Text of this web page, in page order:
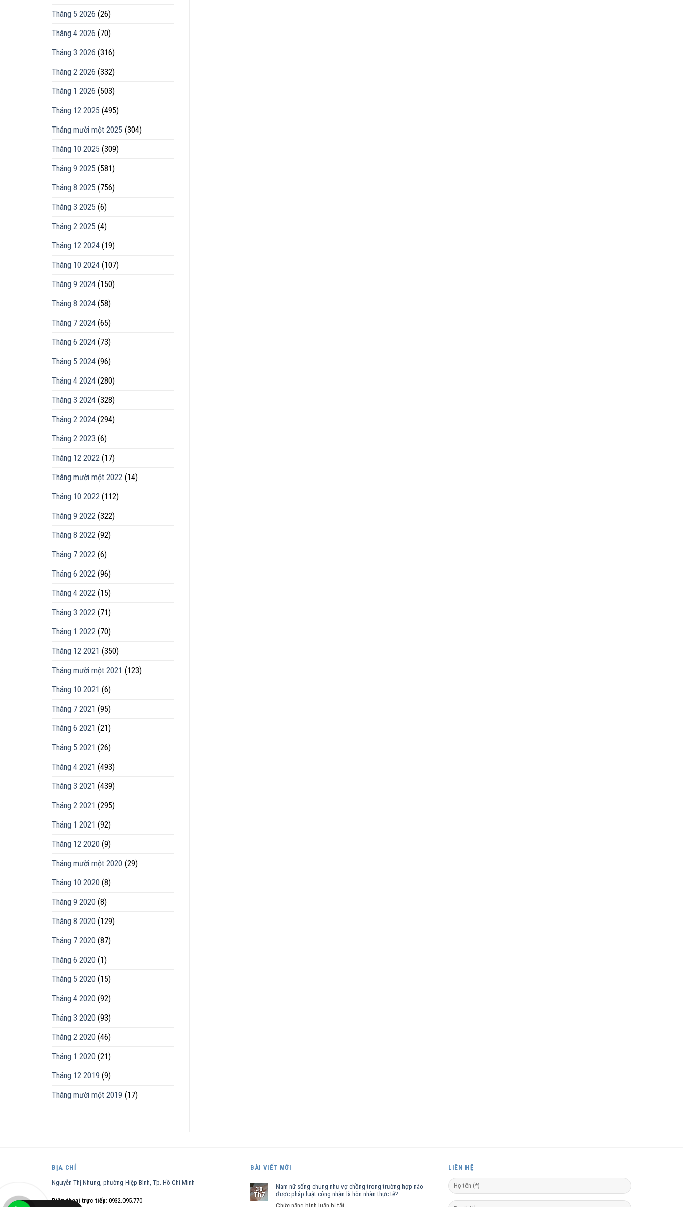
Tháng 5 2026 (26)
Tháng 4 2026 (70)
Tháng 3 2026 (316)
Tháng 2 2026 (332)
Tháng 1 2026 (503)
Tháng 12 2025 (495)
Tháng mười một 2025 (304)
Tháng 10 2025 (309)
Tháng 9 2025 (581)
Tháng 8 2025 (756)
Tháng 3 2025 (6)
Tháng 2 2025 (4)
Tháng 12 2024 (19)
Tháng 10 2024 (107)
Tháng 9 2024 (150)
Tháng 8 2024 (58)
Tháng 7 2024 (65)
Tháng 6 2024 (73)
Tháng 5 2024 (96)
Tháng 4 2024 (280)
Tháng 3 2024 (328)
Tháng 2 2024 (294)
Tháng 2 2023 (6)
Tháng 12 2022 (17)
Tháng mười một 2022 (14)
Tháng 10 2022 (112)
Tháng 9 2022 (322)
Tháng 8 2022 (92)
Tháng 7 2022 (6)
Tháng 6 2022 (96)
Tháng 4 2022 (15)
Tháng 3 2022 (71)
Tháng 1 2022 (70)
Tháng 12 2021 (350)
Tháng mười một 2021 (123)
Tháng 10 2021 (6)
Tháng 7 2021 (95)
Tháng 6 2021 (21)
Tháng 5 2021 (26)
Tháng 4 2021 (493)
Tháng 3 2021 (439)
Tháng 2 2021 (295)
Tháng 1 2021 (92)
Tháng 12 2020 (9)
Tháng mười một 2020 (29)
Tháng 10 2020 (8)
Tháng 9 2020 (8)
Tháng 8 2020 (129)
Tháng 7 2020 (87)
Tháng 6 2020 (1)
Tháng 5 2020 (15)
Tháng 4 2020 (92)
Tháng 3 2020 (93)
Tháng 2 2020 (46)
Tháng 1 2020 (21)
Tháng 12 2019 (9)
Tháng mười một 2019 (17)
ĐỊA CHỈ
Nguyễn Thị Nhung, phường Hiệp Bình, Tp. Hồ Chí Minh
Điện thoại trực tiếp: 0932.095.770
BÀI VIẾT MỚI
30
Th7
Nam nữ sống chung như vợ chồng trong trường hợp nào
được pháp luật công nhận là hôn nhân thực tế?
ở
LIÊN HỆ